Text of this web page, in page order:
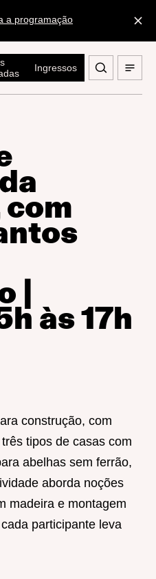
a programação
Ingressos
|
às 17h
construção, com
tipos de casas com
abelhas sem ferrão,
aborda noções
madeira e montagem
participante leva